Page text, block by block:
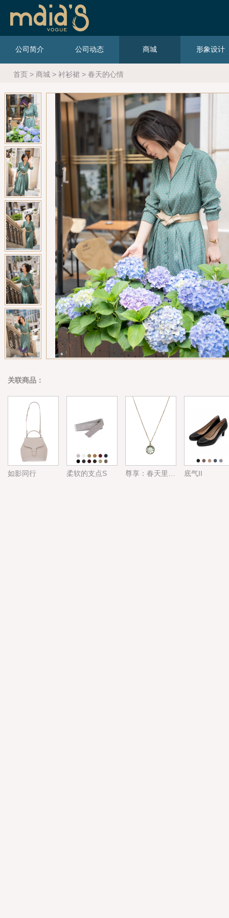
公司简介 公司动态 商城 形象设计
首页 > 商城 > 衬衫裙 > 春天的心情
关联商品：
如影同行 柔软的支点S 底气II